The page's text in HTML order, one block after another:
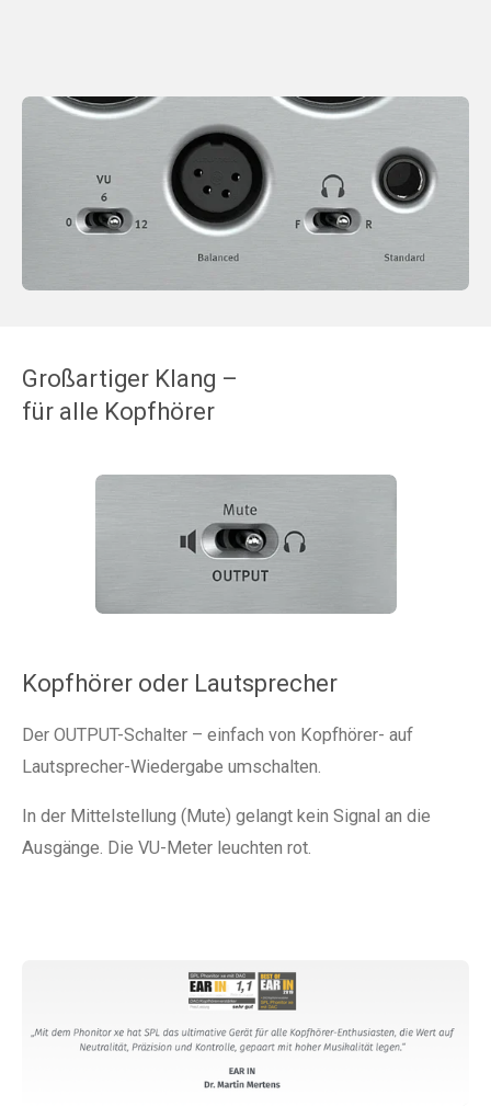
Großartiger Klang –
für alle Kopfhörer
Kopfhörer oder Lautsprecher
Der OUTPUT-Schalter – einfach von Kopfhörer- auf
Lautsprecher-Wiedergabe umschalten.
In der Mittelstellung (Mute) gelangt kein Signal an die
Ausgänge. Die VU-Meter leuchten rot.